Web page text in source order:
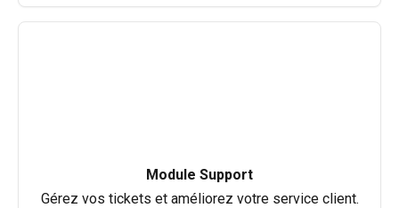
Module Support
Gérez vos tickets et améliorez votre service client.